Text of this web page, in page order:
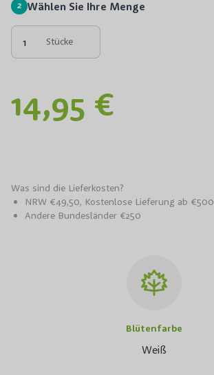
2 Wählen Sie Ihre Menge
Stücke
14,95 €
Was sind die Lieferkosten?
NRW €49,50, Kostenlose Lieferung ab €500
Andere Bundesländer €250
Blütenfarbe
Weiß